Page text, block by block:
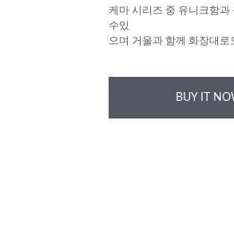
케마 시리즈 중 유니크함
수있
으며 거울과 함께 화장대로
BUY IT